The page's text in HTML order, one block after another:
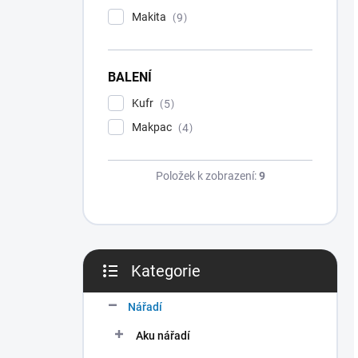
Makita 9
BALENÍ
Kufr
5
Makpac
4
Položek k zobrazení:9
kategorie
Kategorie
Nářadí
Aku nářadí